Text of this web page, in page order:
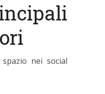
nei social